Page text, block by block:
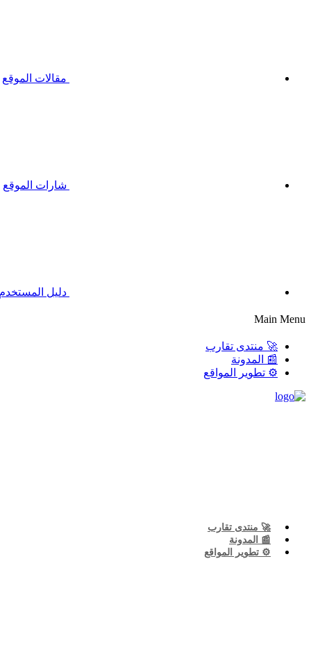
مقالات الموقع
شارات الموقع
دليل المستخدم
Main Menu
🚀 منتدى تقارب
📰 المدونة
⚙️ تطوير المواقع
🚀 منتدى تقارب
📰 المدونة
⚙️ تطوير المواقع